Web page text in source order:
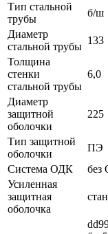
Тип стальной
трубы
б/ш
Диаметр
стальной трубы
133
Толщина
стенки
стальной трубы
6,0
Диаметр
защитной
оболочки
225
Тип защитной
оболочки
ПЭ
Система ОДК
без
Усиленная
защитная
оболочка